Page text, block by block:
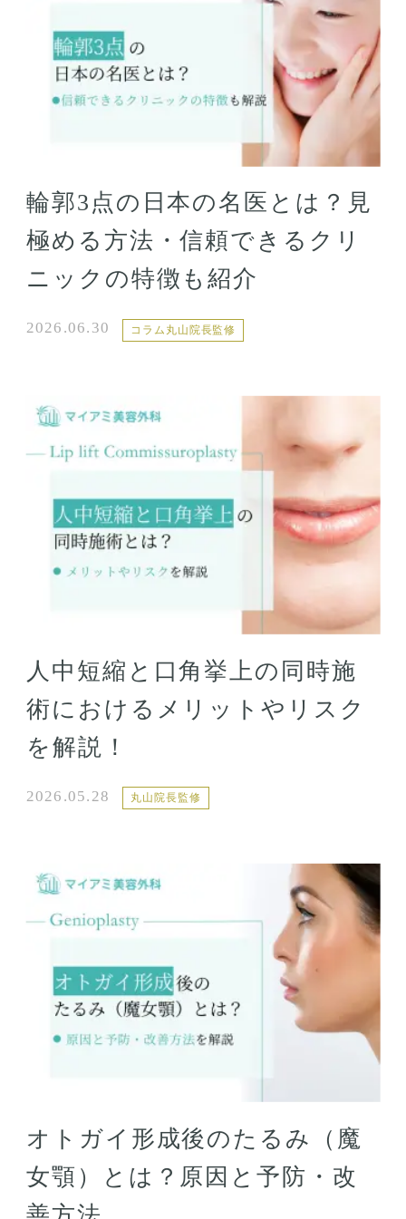
輪郭3点の日本の名医とは？見
極める方法・信頼できるクリ
ニックの特徴も紹介
2026.06.30 コラム丸山院長監修
人中短縮と口角挙上の同時施
術におけるメリットやリスク
を解説！
2026.05.28 丸山院長監修
オトガイ形成後のたるみ（魔
女顎）とは？原因と予防・改